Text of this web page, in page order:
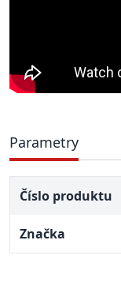
Parametry
Číslo produktu
Značka